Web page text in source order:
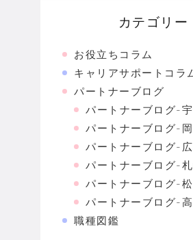
カテゴリー
お役立ちコラム
キャリアサポートコラ
パートナーブログ
パートナーブログ-
パートナーブログ-
パートナーブログ-
パートナーブログ-
パートナーブログ-
パートナーブログ-
職種図鑑